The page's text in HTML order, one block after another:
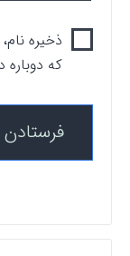
ذخیره
که دوباره